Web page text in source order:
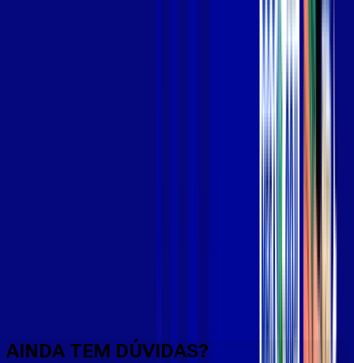
AINDA TEM DÚVIDAS?